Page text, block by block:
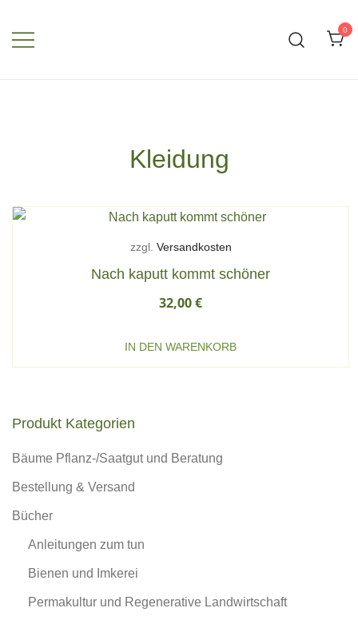
Inhalt
springen
0
Kleidung
zzgl. Versandkosten
Nach kaputt kommt schöner
32,00€
IN DEN WARENKORB
Produkt Kategorien
Bäume Pflanz-/Saatgut und Beratung
Bestellung & Versand
Bücher
Anleitungen zum tun
Bienen und Imkerei
Permakultur und Regenerative Landwirtschaft